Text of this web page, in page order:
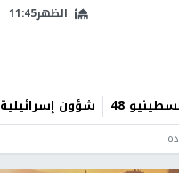
الظهر11:45
48 شؤون إسرائيلية